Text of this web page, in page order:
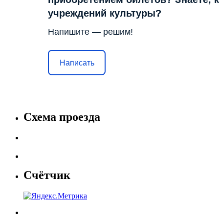
учреждений культуры?
Напишите — решим!
Написать
Схема проезда
Счётчик